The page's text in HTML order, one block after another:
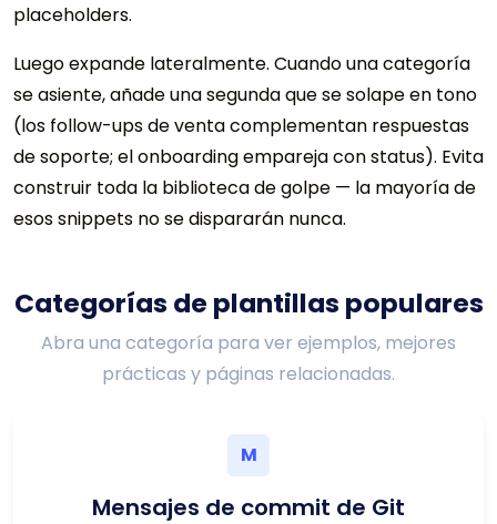
placeholders.
Luego expande lateralmente. Cuando una categoría
se asiente, añade una segunda que se solape en tono
(los follow-ups de venta complementan respuestas
de soporte; el onboarding empareja con status). Evita
construir toda la biblioteca de golpe — la mayoría de
esos snippets no se dispararán nunca.
Categorías de plantillas populares
Abra una categoría para ver ejemplos, mejores
prácticas y páginas relacionadas.
M
Mensajes de commit de Git